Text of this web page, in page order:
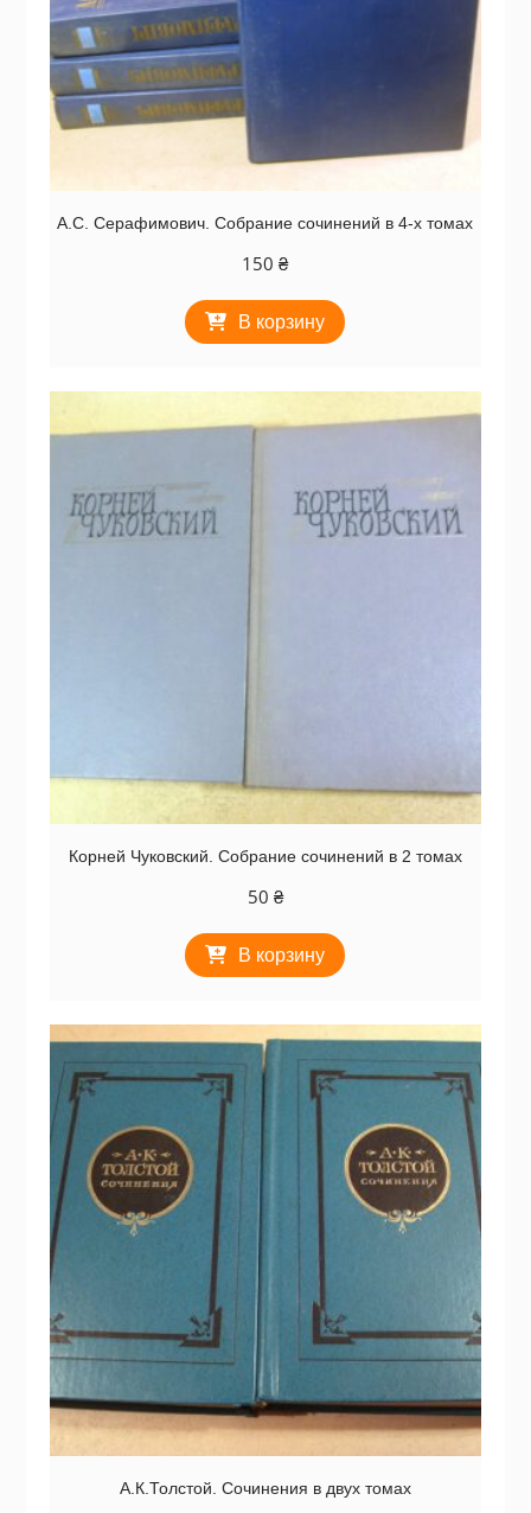
А.С. Серафимович. Собрание сочинений в 4-х томах
150₴
В корзину
Корней Чуковский. Собрание сочинений в 2 томах
50 ₴
В корзину
А.К.Толстой. Сочинения в двух томах